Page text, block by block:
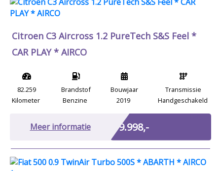
Citroen C3 Aircross 1.2 PureTech S&S Feel *
CAR PLAY * AIRCO
82.259
Kilometer
Brandstof
Benzine
Bouwjaar
2019
Transmissie
Handgeschakeld
Meer informatie € 9.998,-